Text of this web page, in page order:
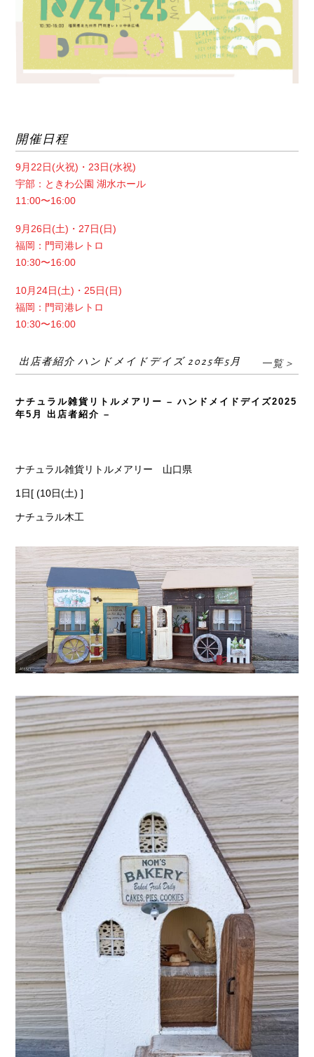
開催日程
9月22日(火祝)・23日(水祝)
宇部：ときわ公園 湖水ホール
11:00〜16:00
9月26日(土)・27日(日)
福岡：門司港レトロ
10:30〜16:00
10月24日(土)・25日(日)
福岡：門司港レトロ
10:30〜16:00
出店者紹介 ハンドメイドデイズ 2025年5月 一覧＞
ナチュラル雑貨リトルメアリー – ハンドメイドデイズ2025
年5月 出店者紹介 –
ナチュラル雑貨リトルメアリー 山口県
1日[ (10日(土) ]
ナチュラル木工